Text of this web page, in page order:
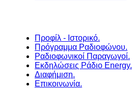
Προφίλ - Ιστορικό.
Πρόγραμμα Ραδιοφώνου.
Ραδιοφωνικοί Παραγωγοί.
Εκδηλώσεις Ράδιο Energy.
Διαφήμιση.
Επικοινωνία.